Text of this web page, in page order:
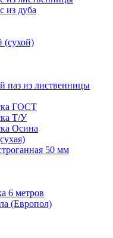
из дуба
(сухой)
паз из лиственницы
ГОСТ
Т/У
Осина
50 мм
6 метров
(Европол)